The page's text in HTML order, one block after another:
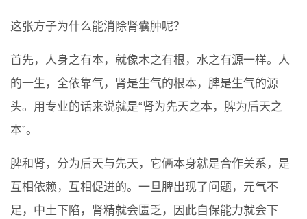
这张方子为什么能消除肾囊肿呢？
首先，人身之有本，就像木之有根，水之有源一样。人
的一生，全依靠气，肾是生气的根本，脾是生气的源
头。用专业的话来说就是“肾为先天之本，脾为后天之
本”。
脾和肾，分为后天与先天，它俩本身就是合作关系，是
互相依赖，互相促进的。一旦脾出现了问题，元气不
足，中土下陷，肾精就会匮乏，因此自保能力就会下